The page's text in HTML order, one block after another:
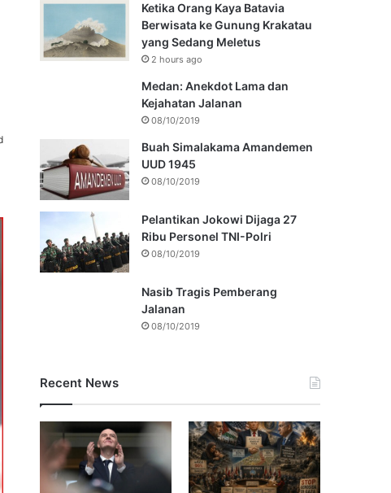
Ketika Orang Kaya Batavia
Berwisata ke Gunung Krakatau
yang Sedang Meletus
2 hours ago
Medan: Anekdot Lama dan
Kejahatan Jalanan
08/10/2019
Buah Simalakama Amandemen
UUD 1945
08/10/2019
Pelantikan Jokowi Dijaga 27
Ribu Personel TNI-Polri
08/10/2019
Nasib Tragis Pemberang
Jalanan
08/10/2019
Recent News